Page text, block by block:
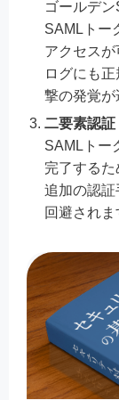
ゴールデ
SAMLトー
アクセス
ログにも
撃の発覚が
二要素認
SAMLトー
完了する
追加の認
回避されま